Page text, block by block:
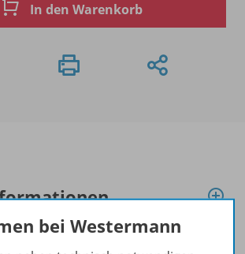
In den Warenkorb
bei Westermann